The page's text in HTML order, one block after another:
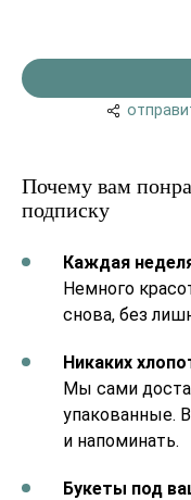
Почему вам
подписку
Каждая
Немного
снова, без
Никаких
Мы сами
упакованные.
и напоминать.
Букеты под